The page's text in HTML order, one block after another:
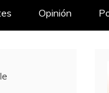
Opinión